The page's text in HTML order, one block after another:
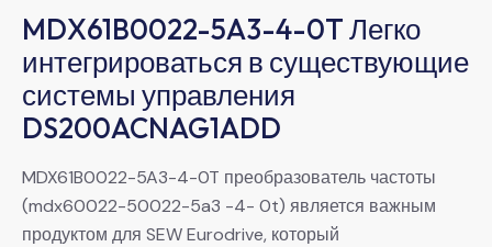
MDX61B0022-5A3-4-0T Легко
интегрироваться в существующие
системы управления
DS200ACNAG1ADD
MDX61B0022-5A3-4-0T преобразователь частоты
(mdx60022-50022-5a3 -4- 0t) является важным
продуктом для SEW Eurodrive, который